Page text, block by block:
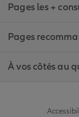
Pages les +
Pages
À vos côtés au